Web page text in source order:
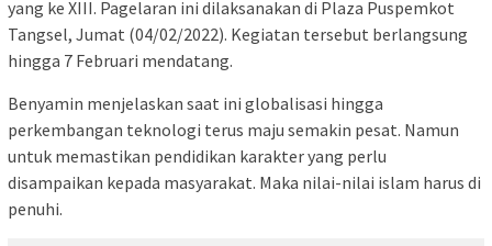
yang ke XIII. Pagelaran ini dilaksanakan di Plaza Puspemkot
Tangsel, Jumat (04/02/2022). Kegiatan tersebut berlangsung
hingga 7 Februari mendatang.
Benyamin menjelaskan saat ini globalisasi hingga
perkembangan teknologi terus maju semakin pesat. Namun
untuk memastikan pendidikan karakter yang perlu
disampaikan kepada masyarakat. Maka nilai-nilai islam harus di
penuhi.